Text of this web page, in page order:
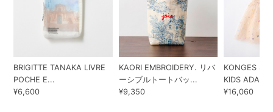
BRIGITTE TANAKA LIVRE
POCHE E...
¥6,600
KAORI EMBROIDERY. リバ
ーシブルトートバッ...
¥9,350
KONGES
KIDS ADA...
¥16,060